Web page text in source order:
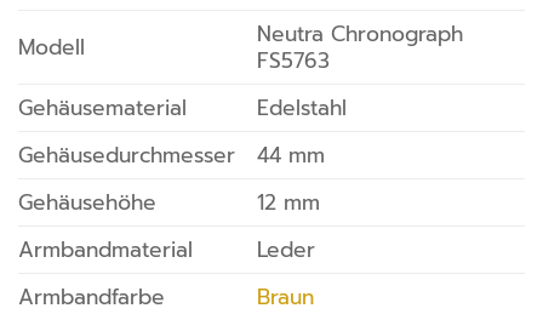
Modell
Neutra Chronograph
FS5763
Gehäusematerial
Edelstahl
Gehäusedurchmesser
44 mm
Gehäusehöhe
12 mm
Armbandmaterial
Leder
Armbandfarbe
Braun